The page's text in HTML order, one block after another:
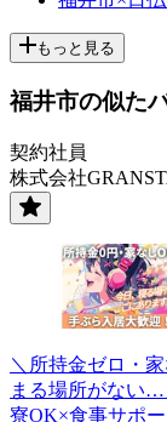
もっと見る
福井市の似た
契約社員
株式会社
＼所持金ゼロ・
まる場所がない…
寮OK×食事サポ